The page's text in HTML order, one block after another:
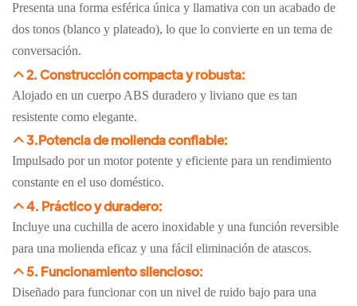
Presenta una forma esférica única y llamativa con un acabado de
dos tonos (blanco y plateado), lo que lo convierte en un tema de
conversación.
2. Construcción compacta y robusta:
Alojado en un cuerpo ABS duradero y liviano que es tan
resistente como elegante.
3.Potencia de molienda confiable:
Impulsado por un motor potente y eficiente para un rendimiento
constante en el uso doméstico.
4. Práctico y duradero:
Incluye una cuchilla de acero inoxidable y una función reversible
para una molienda eficaz y una fácil eliminación de atascos.
5. Funcionamiento silencioso:
Diseñado para funcionar con un nivel de ruido bajo para una